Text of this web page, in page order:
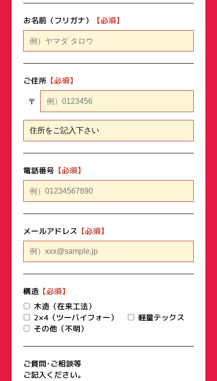
お名前（フリガナ）
ご住所
〒
電話番号
メールアドレス
構造
木造（在来工法）
2×4（ツーバイフォー）
軽量テックス
その他（不明）
ご質問･ご相談等
ご記入ください｡